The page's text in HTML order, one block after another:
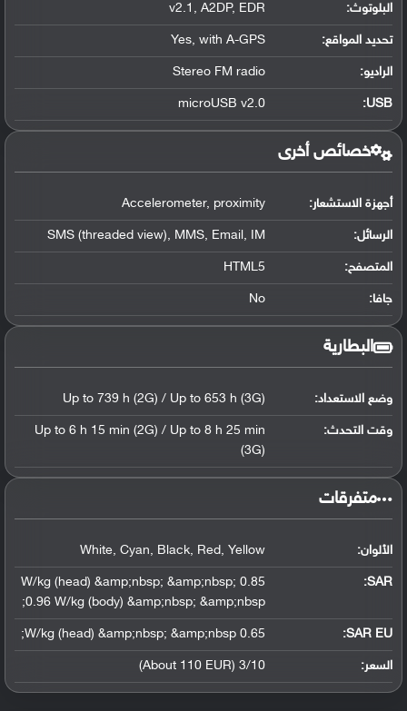
البلوتوث:
v2.1, A2DP, EDR
تحديد المواقع:
Yes, with A-GPS
الراديو: Stereo FM radio
USB
:
microUSB v2.0
خصائص أخرى
أجهزة الاستشعار: Accelerometer, proximity
الرسائل: SMS (threaded view), MMS, Email, IM
المتصفح: HTML5
جافا: No
البطارية
وضع الاستعداد: Up to 739 h (2G) / Up to 653 h (3G)
وقت التحدث:
Up to 6 h 15 min (2G) / Up to 8 h 25 min
(3G)
‏متفرقات‏
الألوان: White, Cyan, Black, Red, Yellow
SAR
:
0.85 W/kg (head) &amp;nbsp; &amp;nbsp;
0.96 W/kg (body) &amp;nbsp; &amp;nbsp;
SAR EU:
0.65 W/kg (head) &amp;nbsp; &amp;nbsp;
السعر: 3/10 (About 110 EUR)